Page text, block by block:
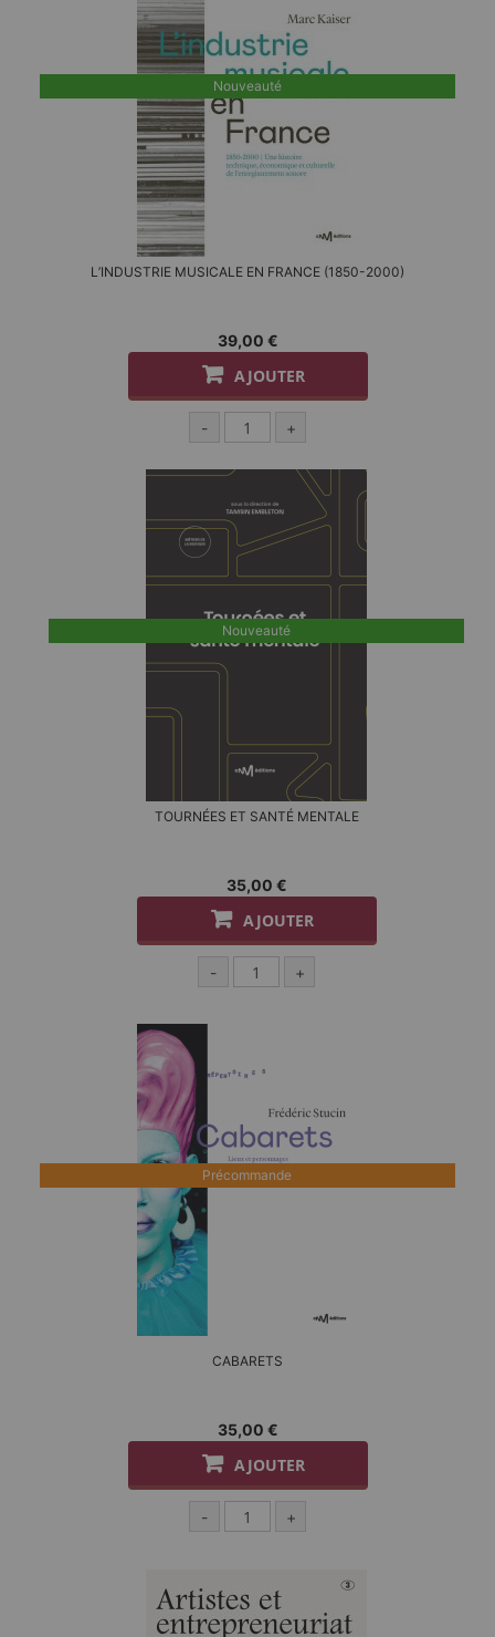
Nouveauté
L’INDUSTRIE MUSICALE EN FRANCE (1850-2000)
39,00 €
AJOUTER
- +
Nouveauté
TOURNÉES ET SANTÉ MENTALE
35,00 €
AJOUTER
- +
Précommande
CABARETS
35,00 €
AJOUTER
- +